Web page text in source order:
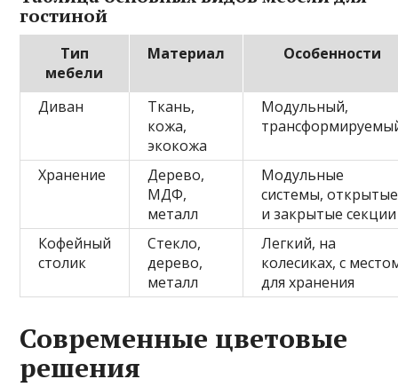
гостиной
Тип
мебели
Материал Особенности
Диван
Ткань,
кожа,
экокожа
Модульный,
Хранение
Дерево,
МДФ,
металл
Модульные
системы, открытые
и закрытые секции
Кофейный
столик
Стекло,
дерево,
металл
Легкий, на
колесиках, с
для хранения
Современные цветовые
решения